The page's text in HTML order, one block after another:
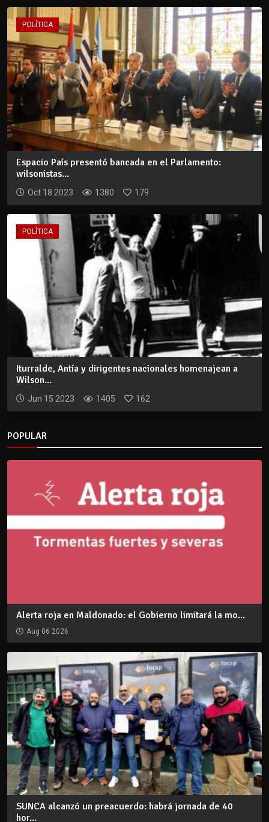
POLÍTICA
Espacio País presentó bancada en el Parlamento:
wilsonistas...
Oct 18 2023 1380 179
POLÍTICA
Iturralde, Antía y dirigentes nacionales homenajean a
Wilson...
Jun 15 2023 1405 162
POPULAR
Alerta roja en Maldonado: el Gobierno limitará la mo...
Aug 06 2026
SUNCA alcanzó un preacuerdo: habrá jornada de 40
hor...